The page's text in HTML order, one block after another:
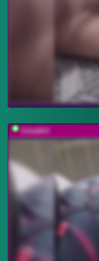
EditaMilf